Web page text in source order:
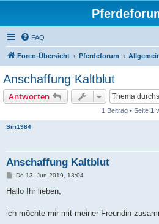
FAQ
Foren-Übersicht Pferdeforum
Anschaffung Kaltblut
Antworten
1 Beitrag • Seite 1
Siri1984
Anschaffung Kaltblut
B
i
a
Do 13. Jun 2019, 13:04
Hallo Ihr lieben,
ich möchte mir mit meiner Freundin